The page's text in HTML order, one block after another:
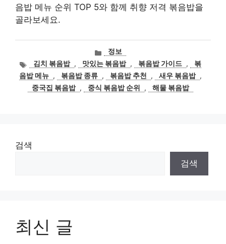
음밥 메뉴 순위 TOP 5와 함께 취향 저격 볶음밥을
골라보세요.
카
테
고
리
정보
태
그
김치 볶음밥 , 맛있는 볶음밥 , 볶음밥 가이드 ,
볶
음밥 메뉴 , 볶음밥 종류 , 볶음밥 추천 , 새우 볶음밥 ,
중국집 볶음밥 , 중식 볶음밥 순위 , 해물 볶음밥
검색
검색
최신 글